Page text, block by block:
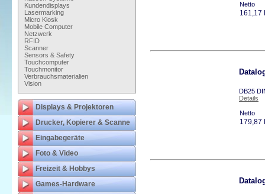
Netto
161,17
DB25
Details
Netto
179,87
Kundendisplays
Lasermarking
Micro Kiosk
Mobile Computer
Netzwerk
RFID
Scanner
Sensors & Safety
Touchcomputer
Touchmonitor
Verbrauchsmaterialien
Vision
Displays & Projektoren
Drucker, Kopierer & Scanne
Eingabegeräte
Foto & Video
Freizeit & Hobbys
Games-Hardware